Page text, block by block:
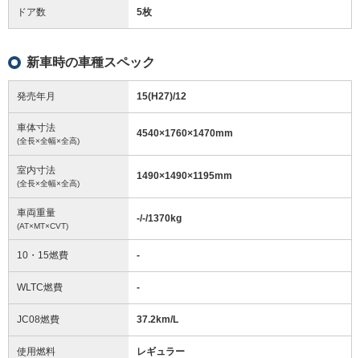
ドア数 5枚
新車時の車種スペック
発売年月 15(H27)/12
車体寸法
(全長×全幅×全高)
4540×1760×1470mm
室内寸法
(全長×全幅×全高)
1490×1490×1195mm
車両重量
(AT×MT×CVT)
-/-/1370kg
10・15燃費 -
WLTC燃費 -
JC08燃費 37.2km/L
使用燃料 レギュラー